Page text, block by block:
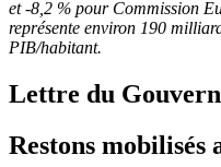
et -8,2 % pour Commission
représente environ 190
PIB/habitant.
Lettre du
Restons mobilisés